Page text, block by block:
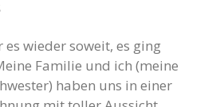
wieder soweit, es ging
Familie und ich (meine
haben uns in einer